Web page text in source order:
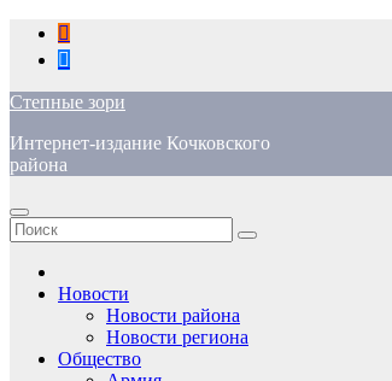
Перейти
содержимому
Степные зори
Интернет-издание Кочковского
района
Новости
Новости района
Новости региона
Общество